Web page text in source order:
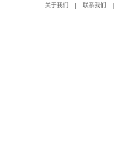
关于我们
联系我们